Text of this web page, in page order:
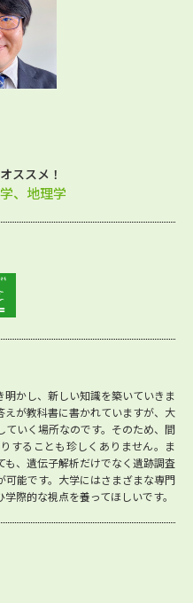
ススメ！
、地理学
かし、新しい知識を築いていきま
が教科書に書かれていますが、大
いく場所なのです。そのため、間
することも珍しくありません。ま
、遺伝子解析だけでなく遺跡調査
能です。大学にはさまざまな専門
際的な視点を養ってほしいです。